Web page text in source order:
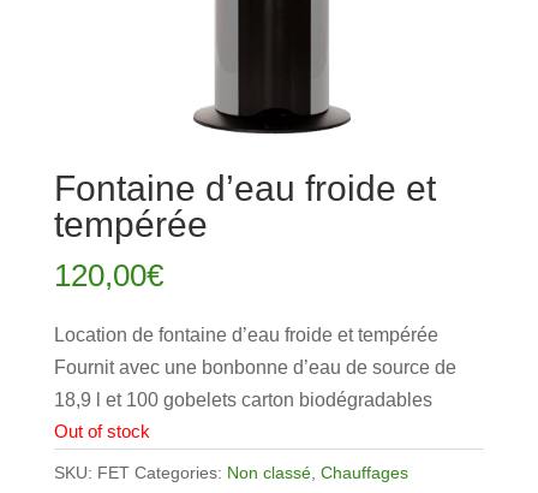
Fontaine d’eau froide et
tempérée
120,00€
Location de fontaine d’eau froide et tempérée
Fournit avec une bonbonne d’eau de source de
18,9 l et 100 gobelets carton biodégradables
Out of stock
SKU: FET Categories: Non classé, Chauffages